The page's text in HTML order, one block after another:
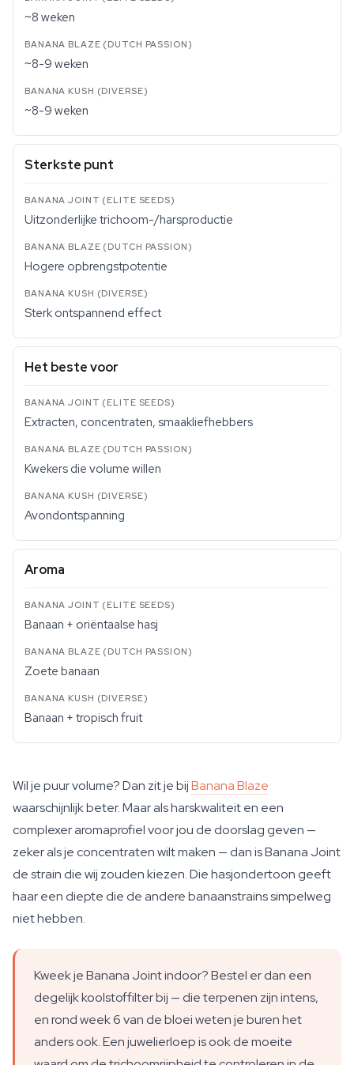
~8 weken
~8-9 weken
~8-9 weken
Sterkste punt
Uitzonderlijke trichoom-/harsproductie
Hogere opbrengstpotentie
Sterk ontspannend effect
Het beste voor
Extracten, concentraten, smaakliefhebbers
Kwekers die volume willen
Avondontspanning
Aroma
Banaan + oriëntaalse hasj
Zoete banaan
Banaan + tropisch fruit
Wil je puur volume? Dan zit je bijBanana Blaze
waarschijnlijk beter. Maar als harskwaliteit en een
complexer aromaprofiel voor jou de doorslag geven —
zeker als je concentraten wilt maken — dan is Banana Joint
de strain die wij zouden kiezen. Die hasjondertoon geeft
haar een diepte die de andere banaanstrains simpelweg
niet hebben.
Kweek je Banana Joint indoor? Bestel er dan een
degelijk koolstoffilter bij — die terpenen zijn intens,
en rond week 6 van de bloei weten je buren het
anders ook. Een juwelierloep is ook de moeite